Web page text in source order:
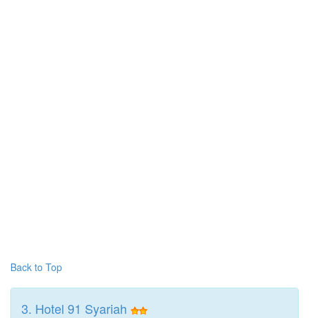
Back to Top
3. Hotel 91 Syariah